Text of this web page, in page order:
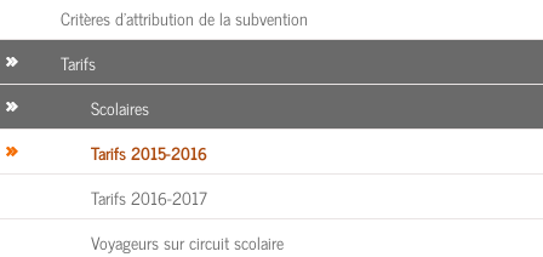
Critères d’attribution de la subvention
Tarifs
Scolaires
Tarifs 2015-2016
Tarifs 2016-2017
Voyageurs sur circuit scolaire